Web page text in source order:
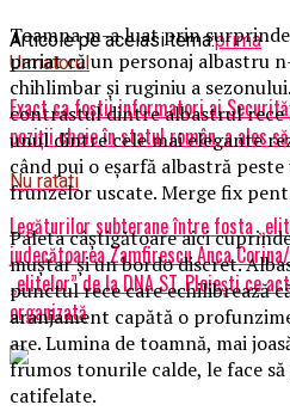
Articole pe aceiasi tema:prima
Urmatorul
Exact ca foștii informatori ai
poziții cheie în statul român, a ales
Nu ratati
Legăturilor subterane între fosta
judecătoarea Zamfirescu Anca
„elitelor” de la DNA ST. Ploiești ce
organizată
Toamna m-a luat prin
pariat că un personaj albastru
chihlimbar și ruginiu a
contrastul dintre albastrul rece
unul dintre cele mai elegante
când pui o eșarfă albastră
frunzelor uscate. Merge fix
Paleta câștigătoare aici
muștar și un bordo discret.
punctul rece care echilibrează
aranjament capătă o
are. Lumina de toamnă, mai
frumos tonurile calde, le face
catifelate.